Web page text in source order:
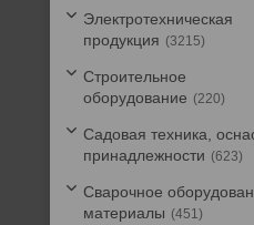
Электротехническая
продукция
3215
Строительное
оборудование
220
Садовая техника,
принадлежности
623
Сварочное
материалы
451